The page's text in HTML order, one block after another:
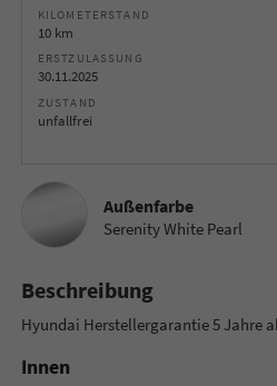
KILOMETERSTAND
10 km
ERSTZULASSUNG
30.11.2025
ZUSTAND
unfallfrei
Außenfarbe
Serenity White Pearl
Beschreibung
Hyundai Herstellergarantie 5 Jahre
Innen